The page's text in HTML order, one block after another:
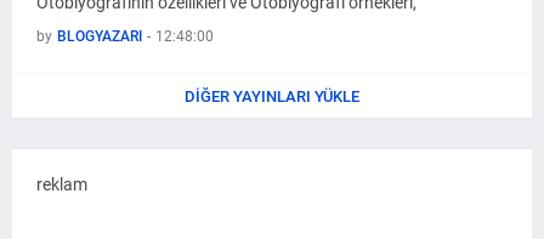
by BLOGYAZARI - 12:48:00
DIĞER YAYINLARI YÜKLE
reklam